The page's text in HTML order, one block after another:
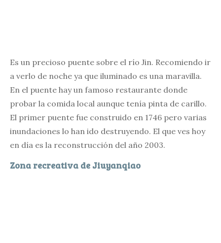
Es un precioso puente sobre el río Jin. Recomiendo ir
a verlo de noche ya que iluminado es una maravilla.
En el puente hay un famoso restaurante donde
probar la comida local aunque tenía pinta de carillo.
El primer puente fue construido en 1746 pero varias
inundaciones lo han ido destruyendo. El que ves hoy
en día es la reconstrucción del año 2003.
Zona recreativa de Jiuyanqiao